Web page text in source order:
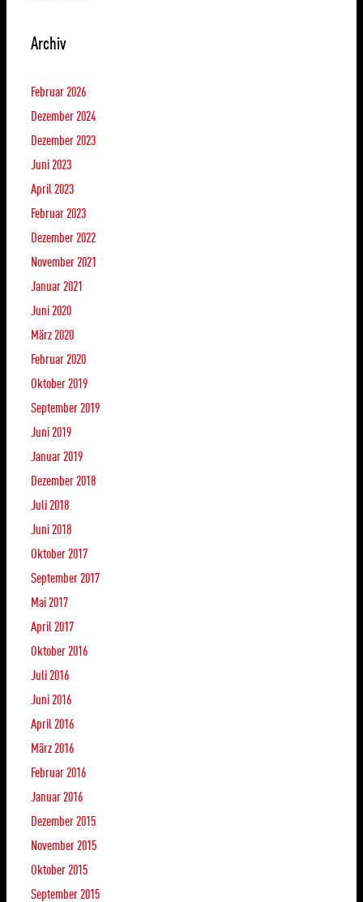
Archiv
Februar 2026
Dezember 2024
Dezember 2023
Juni 2023
April 2023
Februar 2023
Dezember 2022
November 2021
Januar 2021
Juni 2020
März 2020
Februar 2020
Oktober 2019
September 2019
Juni 2019
Januar 2019
Dezember 2018
Juli 2018
Juni 2018
Oktober 2017
September 2017
Mai 2017
April 2017
Oktober 2016
Juli 2016
Juni 2016
April 2016
März 2016
Februar 2016
Januar 2016
Dezember 2015
November 2015
Oktober 2015
September 2015